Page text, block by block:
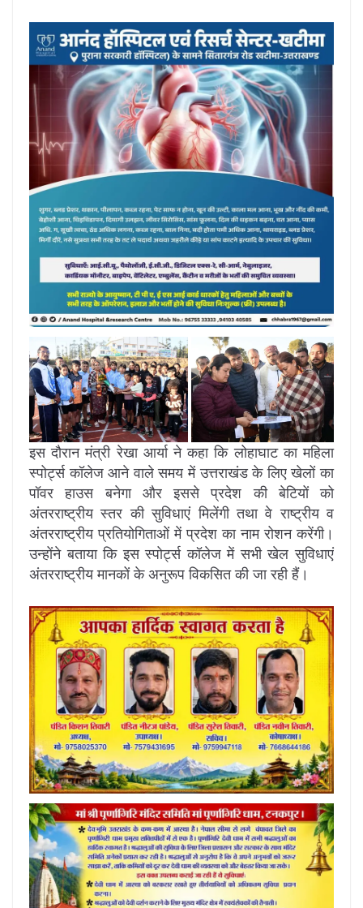
इस दौरान मंत्री रेखा आर्या ने कहा कि लोहाघाट का महिला
स्पोर्ट्स कॉलेज आने वाले समय में उत्तराखंड के लिए खेलों का
पॉवर हाउस बनेगा और इससे प्रदेश की बेटियों को
अंतरराष्ट्रीय स्तर की सुविधाएं मिलेंगी तथा वे राष्ट्रीय व
अंतरराष्ट्रीय प्रतियोगिताओं में प्रदेश का नाम रोशन करेंगी।
उन्होंने बताया कि इस स्पोर्ट्स कॉलेज में सभी खेल सुविधाएं
अंतरराष्ट्रीय मानकों के अनुरूप विकसित की जा रही हैं।